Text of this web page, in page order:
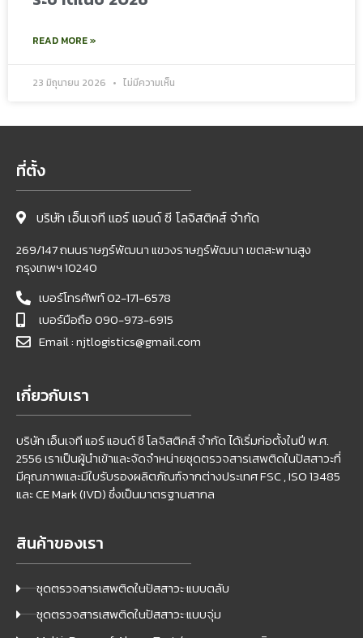
READ MORE »
23 มิถุนายน 2026 ไม่มีความเห็น
ที่ตั้ง
บริษัท เอ็นเจที แอร์ แอนด์ ซี โลจิสติคส์ จำกัด
269/147 ถนนราษฏร์พัฒนา แขวงราษฎร์พัฒนา เขตสะพานสูง
กรุงเทพฯ 10240
เบอร์โทรศัพท์ 02-171-6578
เบอร์มือถือ 090-973-6915
Email : njtlogistics@gmail.com
เกี่ยวกับเรา
บริษัท เอ็นเจที แอร์ แอนด์ ซี โลจิสติคส์ จำกัด ได้เริ่มก่อตั้งในปี พ.ศ.
2556 เราเป็นผู้นำเข้าและจัดจำหน่ายชุดตรวจสารเสพติดในปัสสาวะที่
มีคุณภาพและมีใบรับรองผลิตภัณฑ์จากต่างประเทศ FSC , ISO 13485
และ CE Mark (IVD) ซึ่งเป็นมาตรฐานสากล
สินค้าของเรา
ชุดตรวจสารเสพติดในปัสสาวะ แบบตลับ
ชุดตรวจสารเสพติดในปัสสาวะ แบบจุ่ม